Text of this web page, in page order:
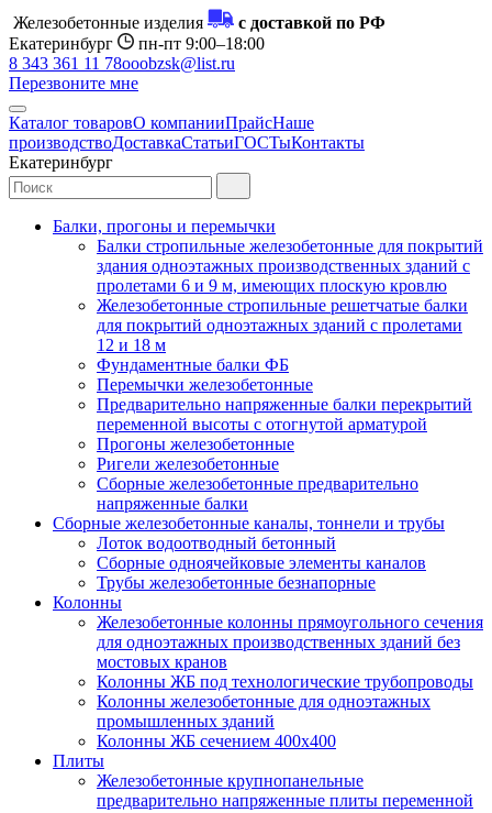
Железобетонные изделия
с доставкой по РФ
Екатеринбург
пн-пт 9:00–18:00
8 343 361 11 78ooobzsk@list.ru
Перезвоните мне
Каталог товаровО компанииПрайсНаше
производствоДоставкаСтатьиГОСТыКонтакты
Екатеринбург
Балки, прогоны и перемычки
Балки стропильные железобетонные для покрытий
здания одноэтажных производственных зданий с
пролетами 6 и 9 м, имеющих плоскую кровлю
Железобетонные стропильные решетчатые балки
для покрытий одноэтажных зданий с пролетами
12 и 18 м
Фундаментные балки ФБ
Перемычки железобетонные
Предварительно напряженные балки перекрытий
переменной высоты с отогнутой арматурой
Прогоны железобетонные
Ригели железобетонные
Сборные железобетонные предварительно
напряженные балки
Сборные железобетонные каналы, тоннели и трубы
Лоток водоотводный бетонный
Сборные одноячейковые элементы каналов
Трубы железобетонные безнапорные
Колонны
Железобетонные колонны прямоугольного сечения
для одноэтажных производственных зданий без
мостовых кранов
Колонны ЖБ под технологические трубопроводы
Колонны железобетонные для одноэтажных
промышленных зданий
Колонны ЖБ сечением 400х400
Плиты
Железобетонные крупнопанельные
предварительно напряженные плиты переменной